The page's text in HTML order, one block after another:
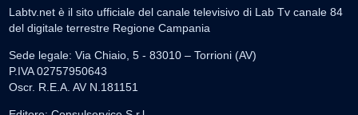
Labtv.net è il sito ufficiale del canale televisivo di Lab Tv canale 84
del digitale terrestre Regione Campania
Sede legale: Via Chiaio, 5 - 83010 – Torrioni (AV)
P.IVA 02757950643
Oscr. R.E.A. AV N.181151